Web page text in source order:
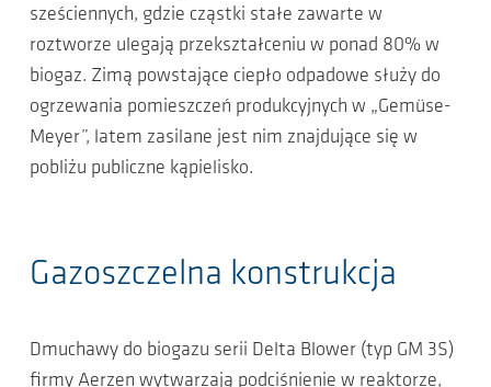
sześciennych, gdzie cząstki stałe zawarte w
roztworze ulegają przekształceniu w ponad 80% w
biogaz. Zimą powstające ciepło odpadowe służy do
ogrzewania pomieszczeń produkcyjnych w „Gemüse-
Meyer”, latem zasilane jest nim znajdujące się w
pobliżu publiczne kąpielisko.
Gazoszczelna konstrukcja
Dmuchawy do biogazu serii Delta Blower (typ GM 3S)
firmy Aerzen wytwarzają podciśnienie w reaktorze,